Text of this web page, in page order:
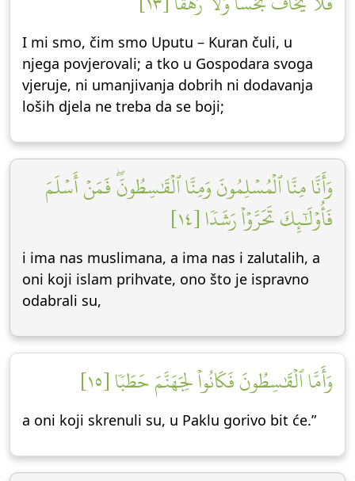
I mi smo, čim smo Uputu – Kuran čuli, u
njega povjerovali; a tko u Gospodara svoga
vjeruje, ni umanjivanja dobrih ni dodavanja
loših djela ne treba da se boji;
وَأَنَّا مِنَّا ٱلۡمُسۡلِمُونَ وَمِنَّا ٱلۡقَٰسِطُونَۖ فَمَنۡ أَسۡلَمَ
فَأُوْلَٰٓئِكَ تَحَرَّوۡاْ رَشَدٗا [١٤]
i ima nas muslimana, a ima nas i zalutalih, a
oni koji islam prihvate, ono što je ispravno
odabrali su,
وَأَمَّا ٱلۡقَٰسِطُونَ فَكَانُواْ لِجَهَنَّمَ حَطَبٗا [١٥]
a oni koji skrenuli su, u Paklu gorivo bit će.”